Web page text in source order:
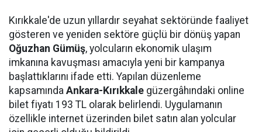
Kırıkkale'de uzun yıllardır seyahat sektöründe faaliyet
gösteren ve yeniden sektöre güçlü bir dönüş yapan
Oğuzhan Gümüş, yolcuların ekonomik ulaşım
imkanına kavuşması amacıyla yeni bir kampanya
başlattıklarını ifade etti. Yapılan düzenleme
kapsamında Ankara-Kırıkkale güzergâhındaki online
bilet fiyatı 193 TL olarak belirlendi. Uygulamanın
özellikle internet üzerinden bilet satın alan yolcular